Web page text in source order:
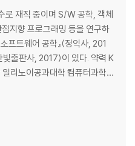
로 재직 중이며 S/W 공학, 객체
지향 프로그래밍 등을 연구하
프트웨어 공학』(정익사, 201
판사, 2017)이 있다. 약력 K
리노이공과대학 컴퓨터과학과
소 연구원 충남대, 목원대, 한
주립대 강사 카네기멜론대학